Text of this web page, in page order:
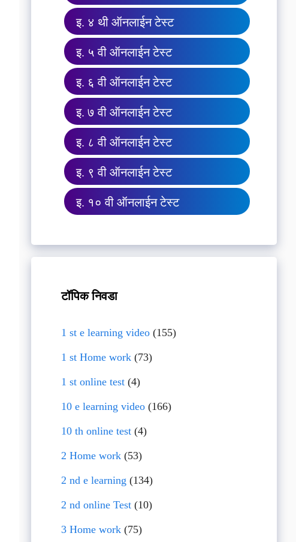
इ. ४ थी ऑनलाईन टेस्ट
इ. ५ वी ऑनलाईन टेस्ट
इ. ६ वी ऑनलाईन टेस्ट
इ. ७ वी ऑनलाईन टेस्ट
इ. ८ वी ऑनलाईन टेस्ट
इ. ९ वी ऑनलाईन टेस्ट
इ. १० वी ऑनलाईन टेस्ट
टॉपिक निवडा
1 st e learning video (155)
1 st Home work (73)
1 st online test (4)
10 e learning video (166)
10 th online test (4)
2 Home work (53)
2 nd e learning (134)
2 nd online Test (10)
3 Home work (75)